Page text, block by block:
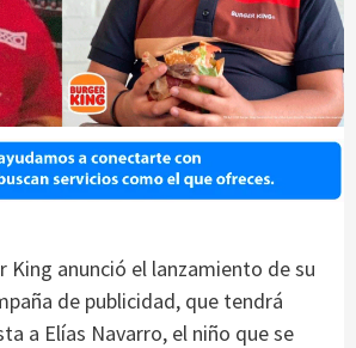
King anunció el lanzamiento de su
de publicidad, que tendrá
a Elías Navarro, el niño que se